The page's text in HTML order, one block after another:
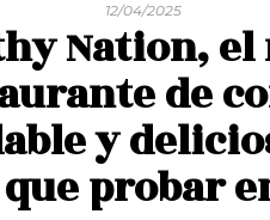
12/04/2025
Nation, el
de
y
probar